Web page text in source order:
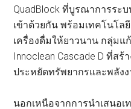
QuadBlock ที่บูรณาการระ
เข้าด้วยกัน พร้อมเทคโนโล
เครื่องดื่มให้ยาวนาน กลุ่มแ
Innoclean Cascade D ที่ส
ประหยัดทรัพยากรและพลัง
นอกเหนือจากการนำเสนอ